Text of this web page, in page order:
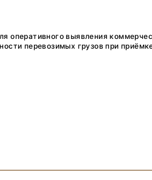
оперативного выявления
перевозимых грузов при